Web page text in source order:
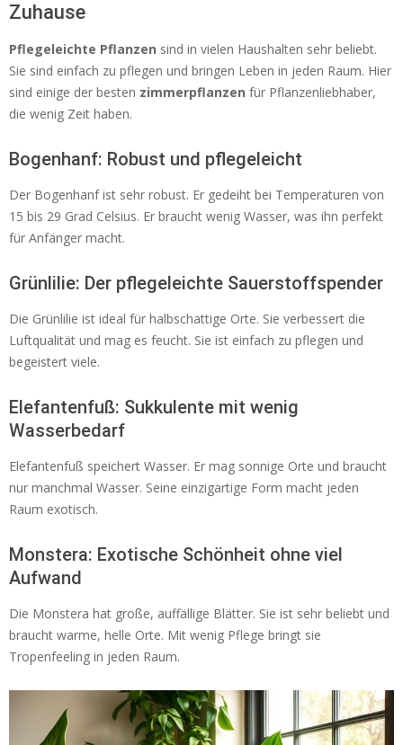
Zuhause
Pflegeleichte Pflanzen sind in vielen Haushalten sehr beliebt.
Sie sind einfach zu pflegen und bringen Leben in jeden Raum. Hier
sind einige der besten zimmerpflanzen für Pflanzenliebhaber,
die wenig Zeit haben.
Bogenhanf: Robust und pflegeleicht
Der Bogenhanf ist sehr robust. Er gedeiht bei Temperaturen von
15 bis 29 Grad Celsius. Er braucht wenig Wasser, was ihn perfekt
für Anfänger macht.
Grünlilie: Der pflegeleichte Sauerstoffspender
Die Grünlilie ist ideal für halbschattige Orte. Sie verbessert die
Luftqualität und mag es feucht. Sie ist einfach zu pflegen und
begeistert viele.
Elefantenfuß: Sukkulente mit wenig
Wasserbedarf
Elefantenfuß speichert Wasser. Er mag sonnige Orte und braucht
nur manchmal Wasser. Seine einzigartige Form macht jeden
Raum exotisch.
Monstera: Exotische Schönheit ohne viel
Aufwand
Die Monstera hat große, auffällige Blätter. Sie ist sehr beliebt und
braucht warme, helle Orte. Mit wenig Pflege bringt sie
Tropenfeeling in jeden Raum.